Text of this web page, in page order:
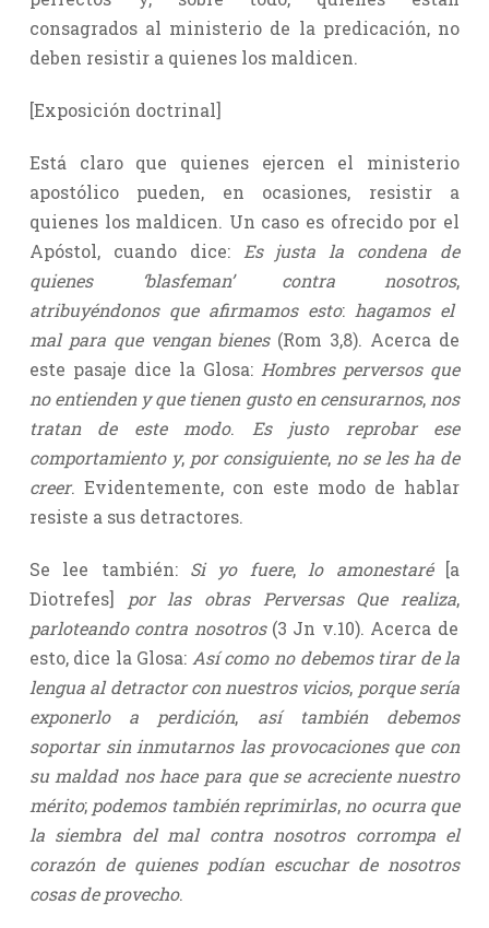
consagrados al ministerio de la predicación, no
deben resistir a quienes los maldicen.
[Exposición doctrinal]
Está claro que quienes ejercen el ministerio
apostólico pueden, en ocasiones, resistir a
quienes los maldicen. Un caso es ofrecido por el
Apóstol, cuando dice:
Es justa la condena de
quienes ‘blasfeman’ contra nosotros,
atribuyéndonos que afirmamos esto: hagamos el
mal para que vengan bienes (Rom 3,8). Acerca de
este pasaje dice la Glosa: Hombres perversos que
no entienden y que tienen gusto en censurarnos,nos
tratan de este modo.
Es justo reprobar ese
comportamiento y,por consiguiente,no se les ha de
creer. Evidentemente, con este modo de hablar
resiste a sus detractores.
Se lee también: Si yo fuere,lo amonestaré [a
Diotrefes]
por las obras Perversas Que realiza,
parloteando contra nosotros (3 Jn v.10). Acerca de
esto, dice la Glosa: Así como no debemos tirar de la
lengua al detractor con nuestros vicios, porque sería
exponerlo a perdición, así también debemos
soportar sin inmutarnos las provocaciones que con
su maldad nos hace para que se acreciente nuestro
mérito;podemos también reprimirlas,no ocurra que
la siembra del mal contra nosotros corrompa el
corazón de quienes podían escuchar de nosotros
cosas de provecho.